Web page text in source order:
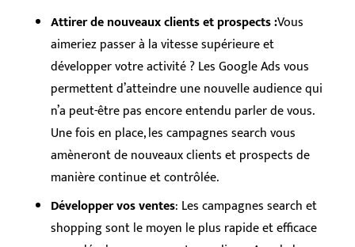
Attirer de nouveaux clients et prospects :Vous
aimeriez passer à la vitesse supérieure et
développer votre activité ? Les Google Ads vous
permettent d’atteindre une nouvelle audience qui
n’a peut-être pas encore entendu parler de vous.
Une fois en place, les campagnes search vous
amèneront de nouveaux clients et prospects de
manière continue et contrôlée.
Développer vos ventes: Les campagnes search et
shopping sont le moyen le plus rapide et efficace